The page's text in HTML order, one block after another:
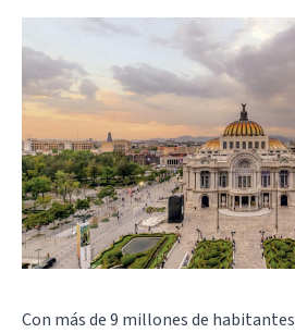
Con más de 9 millones de